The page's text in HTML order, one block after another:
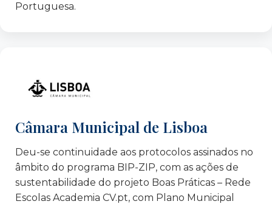
Promozione dell’Educazione e lo Sviluppo,
Palermo – Itália
Centro de Formação Professor João Soares
CEPAC – Centro Padre Alves Correia
Clan
Comunidade Hindu de Portugal
Czepczyński Family Foundation – Polónia
Portuguesa.
Câmara Municipal de Lisboa
Deu-se continuidade aos protocolos assinados no
âmbito do programa BIP-ZIP, com as ações de
sustentabilidade do projeto Boas Práticas – Rede
Escolas Academia CV.pt, com Plano Municipal